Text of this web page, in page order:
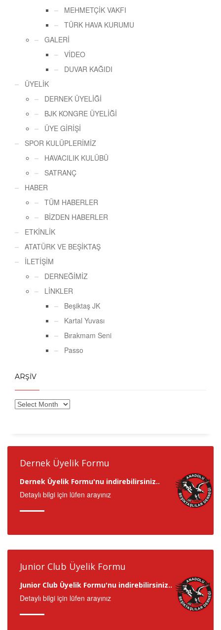
MEHMETÇİK VAKFI
TÜRK HAVA KURUMU
GALERİ
VİDEO
DUVAR KAĞIDI
ÜYELİK
DERNEK ÜYELİĞİ
BJK KONGRE ÜYELİĞİ
ÜYE GİRİŞİ
SPOR KULÜPLERİMİZ
HAVACILIK KULÜBÜ
SATRANÇ
HABER
TÜM HABERLER
BİZDEN HABERLER
ETKİNLİK
ATATÜRK VE BEŞİKTAŞ
İLETİŞİM
DERNEĞİMİZ
LİNKLER
Beşiktaş JK
Kartal Yuvası
Bırakmam Seni
Passo
ARŞİV
Dernek Üyelik Formu
Dernek Üyelik Formu'nu indirebilirsiniz..
Detaylı bilgi için lüfen arayınız
Junior Club Üyelik Formu
Junior Club Üyelik Formu'nu indirebilirsiniz..
Detaylı bilgi için lüfen arayınız